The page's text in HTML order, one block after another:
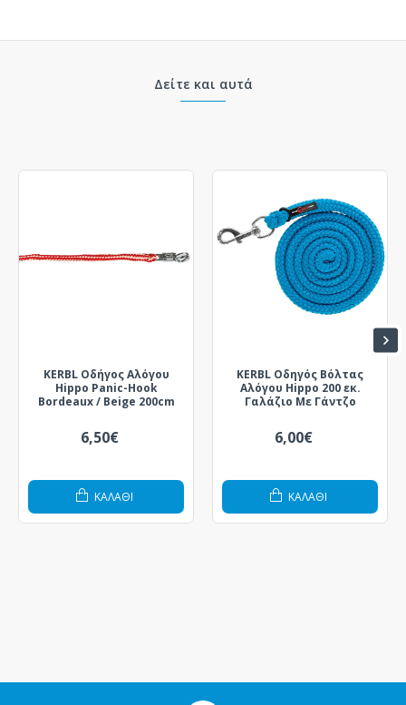
Δείτε και αυτά
KERBL Οδήγος Αλόγου
Hippo Panic-Hook
Bordeaux / Beige 200cm
6,50€
ΚΑΛΆΘΙ
KERBL Οδηγός Βόλτας
Αλόγου Hippo 200 εκ.
Γαλάζιο Με Γάντζο
6,00€
ΚΑΛΆΘΙ